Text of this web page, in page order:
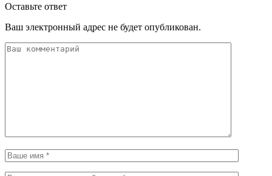
Оставьте ответ
Ваш электронный адрес не будет опубликован.